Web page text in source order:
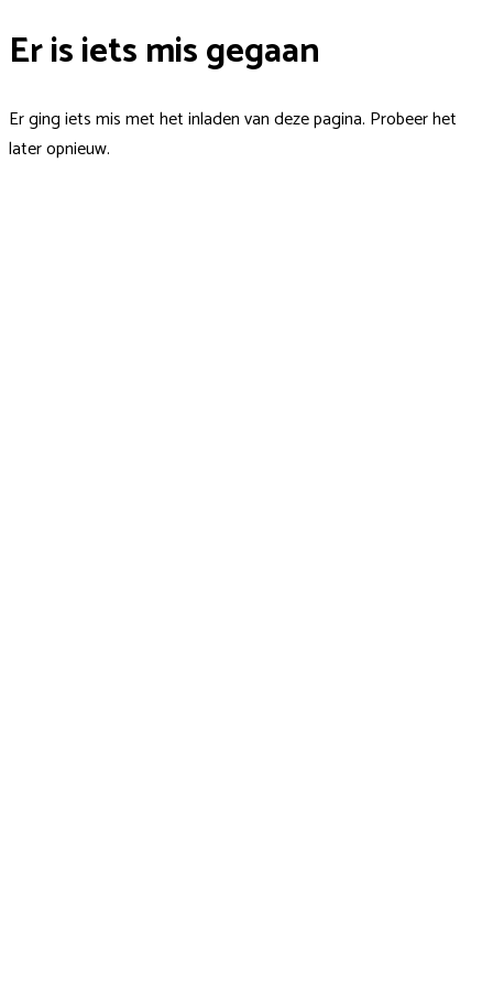
Er is iets mis gegaan
Er ging iets mis met het inladen van deze pagina. Probeer het
later opnieuw.